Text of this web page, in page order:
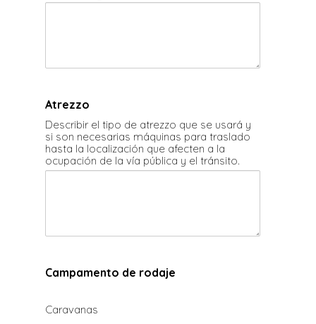
Atrezzo
Describir el tipo de atrezzo que se usará y
si son necesarias máquinas para traslado
hasta la localización que afecten a la
ocupación de la vía pública y el tránsito.
Campamento de rodaje
Caravanas